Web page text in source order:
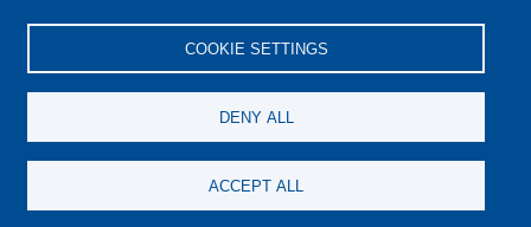
COOKIE SETTINGS
DENY ALL
ACCEPT ALL
REPORT MISCONDUCT